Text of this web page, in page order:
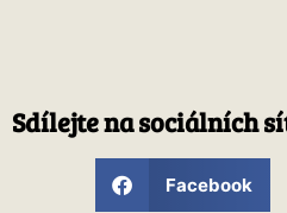
Sdílejte na sociálních
Facebook